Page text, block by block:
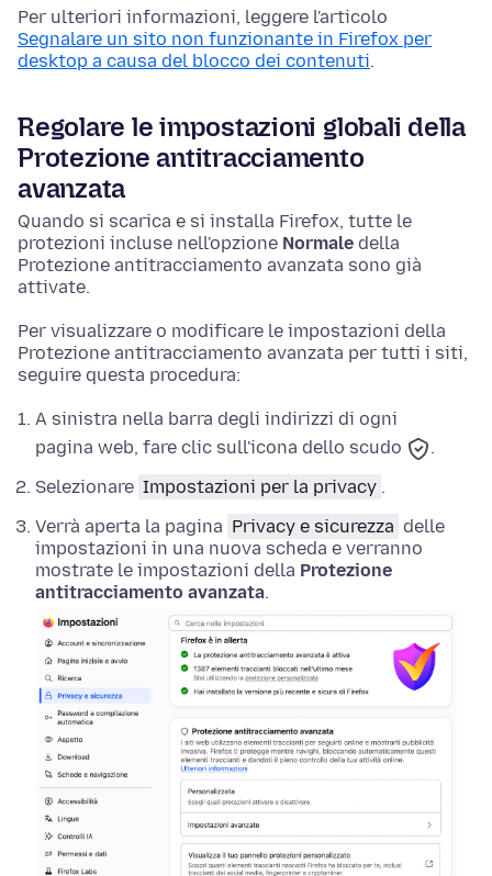
Per ulteriori informazioni, leggere l'articolo
Segnalare un sito non funzionante in Firefox per
desktop a causa del blocco dei contenuti.
Regolare le impostazioni globali della
Protezione antitracciamento
avanzata
Quando si scarica e si installa Firefox, tutte le
protezioni incluse nell'opzione Normale della
Protezione antitracciamento avanzata sono già
attivate.
Per visualizzare o modificare le impostazioni della
Protezione antitracciamento avanzata per tutti i siti,
seguire questa procedura:
A sinistra nella barra degli indirizzi di ogni
pagina web, fare clic sull'icona dello scudo
.
Selezionare Impostazioni per la privacy .
Verrà aperta la pagina Privacy e sicurezza delle
impostazioni in una nuova scheda e verranno
mostrate le impostazioni della Protezione
antitracciamento avanzata.